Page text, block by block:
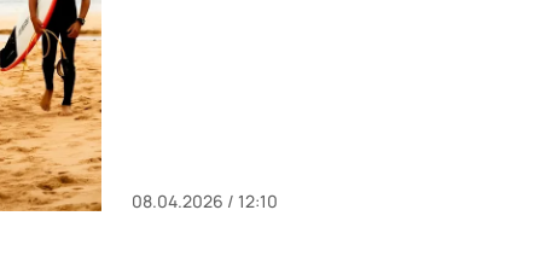
08.04.2026 / 12:10